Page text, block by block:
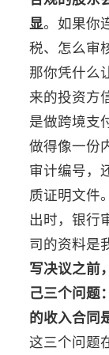
显。如果你
税、怎么审
那你凭什么
来的投资方
是做跨境支
做得像一份
审计编号，
质证明文件
出时，银行
司的资料是
写决议之前
己三个问题
的收入合同
这三个问题